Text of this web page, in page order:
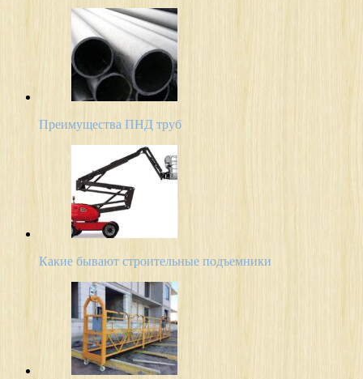
Преимущества ПНД труб
Какие бывают строительные подъемники